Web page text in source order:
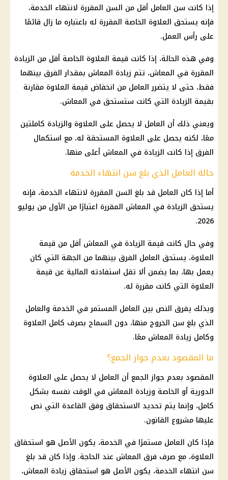
إذا كانت سن العامل أقل من السن المقررة لانتهاء الخدمة،
فإنه يستحق العلاوة الخاصة المقررة له باعتباره ما زال قائمًا
على رأس العمل.
وفي هذه الحالة، إذا كانت قيمة العلاوة الخاصة أقل من الزيادة
المقررة في المعاش، تتم زيادة المعاش بمقدار الفرق بينهما
فقط، حتى لا يتضرر العامل من انخفاض قيمة العلاوة مقارنة
بقيمة الزيادة التي كانت ستستحق في المعاش.
ويعني ذلك أن العامل لا يحصل على العلاوة والزيادة كاملتين
معًا، لكنه يحصل على العلاوة المستحقة له، مع استكمال
الفرق إذا كانت الزيادة في المعاش أعلى منها.
حالة العامل الذي بلغ سن انتهاء الخدمة
أما إذا كان العامل قد بلغ السن المقررة لانتهاء الخدمة، فإنه
يستحق الزيادة في المعاش المقررة اعتبارًا من الأول من يوليو
2026.
وفي حال كانت قيمة الزيادة في المعاش أقل من قيمة
العلاوة، يستحق العامل الفرق بينهما من الجهة التي كان
يعمل بها، بما يضمن ألا تقل استفادته المالية عن قيمة
العلاوة التي كانت مقررة له.
وبذلك يفرق النص بين العامل المستمر في الخدمة والعامل
الذي بلغ سن الخروج منها، دون السماح بصرف كامل العلاوة
وكامل زيادة المعاش معًا.
ما المقصود بعدم جواز الجمع؟
المقصود بعدم جواز الجمع أن العامل لا يحصل على العلاوة
الدورية أو الخاصة وزيادة المعاش في الوقت نفسه بشكل
كامل، وإنما يتم تحديد الاستحقاق وفق القاعدة التي نص
عليها مشروع القانون.
فإذا كان العامل مستمرًا في الخدمة، يكون الأصل هو استحقاق
العلاوة، مع صرف فرق المعاش عند الحاجة. وإذا كان قد بلغ
سن انتهاء الخدمة، يكون الأصل هو استحقاق زيادة المعاش،